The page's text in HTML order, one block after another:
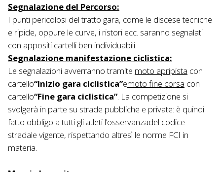
Segnalazione del Percorso:
I punti pericolosi del tratto gara, come le discese tecniche
e ripide, oppure le curve, i ristori ecc. saranno segnalati
con appositi cartelli ben individuabili.
Segnalazione manifestazione ciclistica:
Le segnalazioni avverranno tramite moto apripista con
cartello“Inizio gara ciclistica”emoto fine corsa con
cartello“Fine gara ciclistica”. La competizione si
svolgerà in parte su strade pubbliche e private: è quindi
fatto obbligo a tutti gli atleti l’osservanzadel codice
stradale vigente, rispettando altresì le norme FCI in
materia.